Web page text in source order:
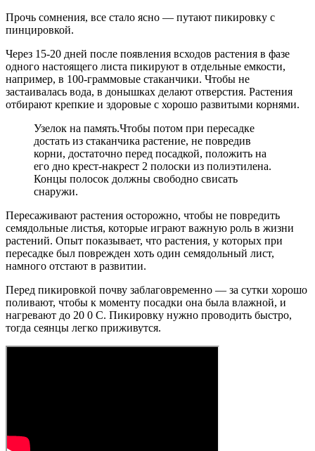
Прочь сомнения, все стало ясно — путают пикировку с
пинцировкой.
Через 15-20 дней после появления всходов растения в фазе
одного настоящего листа пикируют в отдельные емкости,
например, в 100-граммовые стаканчики. Чтобы не
застаивалась вода, в донышках делают отверстия. Растения
отбирают крепкие и здоровые с хорошо развитыми корнями.
Узелок на память.Чтобы потом при пересадке
достать из стаканчика растение, не повредив
корни, достаточно перед посадкой, положить на
его дно крест-накрест 2 полоски из полиэтилена.
Концы полосок должны свободно свисать
снаружи.
Пересаживают растения осторожно, чтобы не повредить
семядольные листья, которые играют важную роль в жизни
растений. Опыт показывает, что растения, у которых при
пересадке был поврежден хоть один семядольный лист,
намного отстают в развитии.
Перед пикировкой почву заблаговременно — за сутки хорошо
поливают, чтобы к моменту посадки она была влажной, и
нагревают до 20 0 С. Пикировку нужно проводить быстро,
тогда сеянцы легко приживутся.